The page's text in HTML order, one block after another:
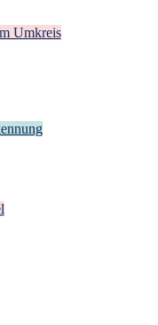
Umkreis